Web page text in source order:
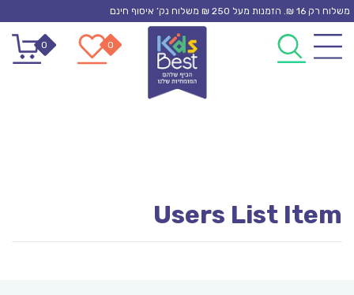
Skip
content
משלוח רק 16 ₪. הזמנות מעל 250 ₪ משלוח נק’ איסוף חינם
0
0
Users List Item